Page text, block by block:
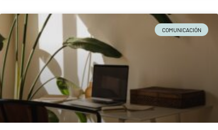
COMUNICACIÓN